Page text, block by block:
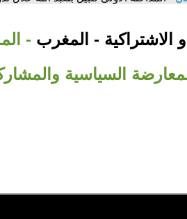
الاشتراكية - المغرب -
السياسية